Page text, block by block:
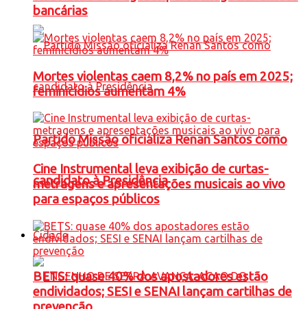
Partido Missão oficializa Renan Santos como
candidato à Presidência
Cidade
bancárias
Mortes violentas caem 8,2% no país em 2025;
feminicídios aumentam 4%
Cine Instrumental leva exibição de curtas-
metragens e apresentações musicais ao vivo
para espaços públicos
BETS: quase 40% dos apostadores estão
endividados; SESI e SENAI lançam cartilhas de